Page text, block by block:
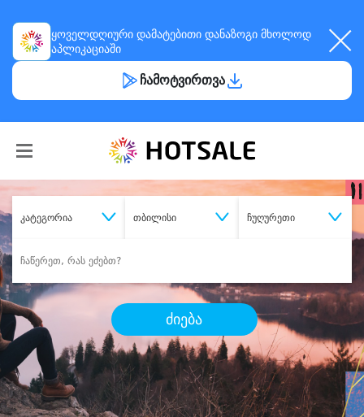
ყოველდღიური დამატებითი დანაზოგი მხოლოდ
აპლიკაციაში
ჩამოტვირთვა
კატეგორია თბილისი ჩუღურეთი
ძიება
შეიძინესასურველი მომსახურება
დიდი დანაზოგით